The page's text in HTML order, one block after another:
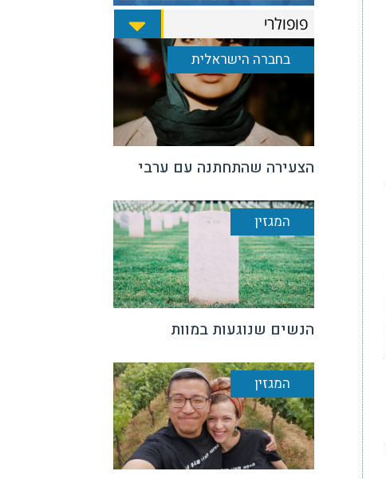
פופולרי
בחברה הישראלית
הצעירה שהתחתנה עם ערבי
המגזין
הנשים שנוגעות במוות
המגזין